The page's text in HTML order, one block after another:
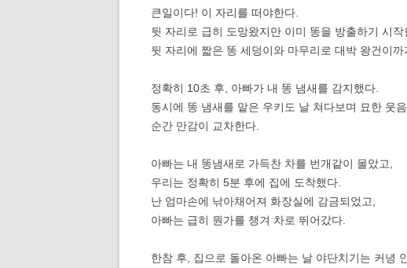
큰일이다! 이 자리를 떠야한다.
뒷 자리로 급히 도망왔지만 이미 똥을 방출하기 시작
뒷 자리에 짧은 똥 세덩이와 마무리로 대박 왕건이
정확히 10초 후, 아빠가 내 똥 냄새를 감지했다.
동시에 똥 냄새를 맡은 우키도 날 쳐다보며 묘한 웃
순간 만감이 교차한다.
아빠는 내 똥냄새로 가득찬 차를 번개같이 몰았고,
우리는 정확히 5분 후에 집에 도착했다.
난 엄마손에 낚아채어져 화장실에 감금되었고,
아빠는 급히 뭔가를 챙겨 차로 뛰어갔다.
한참 후, 집으로 돌아온 아빠는 날 야단치기는 커녕